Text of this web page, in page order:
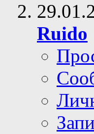
Ruido